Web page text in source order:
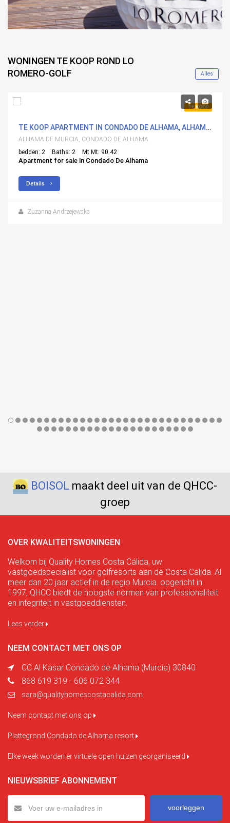
WONINGEN TE KOOP ROND LO
ROMERO-GOLF
Alles
TE KOOP
214,425€
TE KOOP APARTMENT IN CONDADO DE ALHAMA, ALHAMA DE MURCIA MET ZWEMBAD
ALHAMA DE MURCIA, CONDADO DE ALHAMA
bedden: 2
Baths: 2 Mt Mt: 90.42
Apartment for sale in Condado De Alhama
Details
Zuzanna Andrzejewska
BOISOL maakt deel uit van de QHCC-
groep
OVER KWALITEITSWONINGEN
Welkom bij Quality Homes Costa Cálida, uw
vastgoedspecialist voor golfresorts aan de Costa Calida. Al
meer dan 20 jaar actief in de regio Murcia. opgericht in
1997, QHCC biedt de hoogste normen van professionaliteit
en integriteit in vastgoeddiensten.
Lees verder
NEEM CONTACT MET ONS OP
CC Al Kasar Condado de Alhama (Murcia) 30840
868 619 319 - 606 072 344
sara@qualityhomescostacalida.com
Neem contact met ons op
Plattegrond Condado de Alhama resort
Elke week worden er virtuele open huizen georganiseerd
NIEUWSBRIEF ABONNEMENT
voorleggen